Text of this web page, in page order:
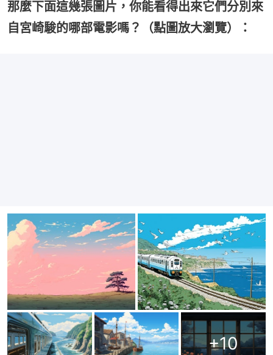
那麼下面這幾張圖片，你能看得出來它們分別來
自宮崎駿的哪部電影嗎？（點圖放大瀏覽）：
+10